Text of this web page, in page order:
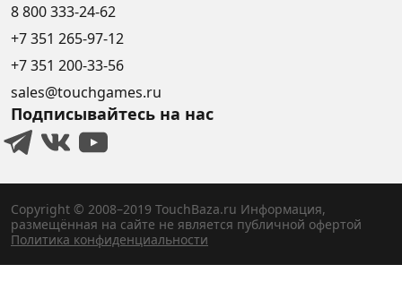
8 800 333-24-62
+7 351 265-97-12
+7 351 200-33-56
sales@touchgames.ru
Подписывайтесь на нас
Copyright © 2008–2019 TouchBaza.ru Информация,
размещённая на сайте не является публичной офертой
Политика конфиденциальности